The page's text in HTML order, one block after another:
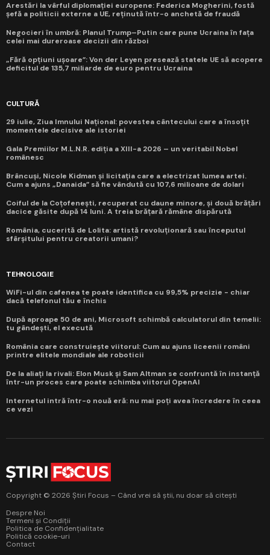
Arestări la vârful diplomației europene: Federica Mogherini, fostă
șefă a politicii externe a UE, reținută într-o anchetă de fraudă
Negocieri în umbră: Planul Trump–Putin care pune Ucraina în fața
celei mai dureroase decizii din război
„Fără opțiuni ușoare”: Von der Leyen presează statele UE să acopere
deficitul de 135,7 miliarde de euro pentru Ucraina
CULTURĂ
29 iulie, Ziua Imnului Național: povestea cântecului care a însoțit
momentele decisive ale istoriei
Gala Premiilor M.L.N.R. ediția a XIII-a 2026 – un veritabil Nobel
românesc
Brâncuși, Nicole Kidman și licitația care a electrizat lumea artei.
Cum a ajuns „Danaida” să fie vândută cu 107,6 milioane de dolari
Coiful de la Coțofenești, recuperat cu daune minore, și două brățări
dacice găsite după 14 luni. A treia brățară rămâne dispărută
România, cucerită de Lolita: artistă revoluționară sau începutul
sfârșitului pentru creatorii umani?
TEHNOLOGIE
WiFi-ul din cafenea te poate identifica cu 99,5% precizie - chiar
dacă telefonul tău e închis
După aproape 50 de ani, Microsoft schimbă calculatorul din temelii:
tu gândești, el execută
România care construiește viitorul: Cum au ajuns liceenii români
printre elitele mondiale ale roboticii
De la aliați la rivali: Elon Musk și Sam Altman se confruntă în instanță
într-un proces care poate schimba viitorul OpenAI
Internetul intră într-o nouă eră: nu mai poți avea încredere în ceea
ce vezi
Copyright © 2026 Știri Focus – Când vrei să știi, nu doar să citești
Despre Noi
Termeni și Condiții
Politica de Confidențialitate
Politică cookie-uri
Contact